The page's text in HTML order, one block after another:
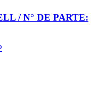
/ N° DE PARTE: